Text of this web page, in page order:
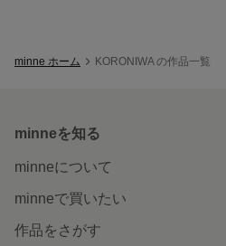
minne ホーム KORONIWA の作品一覧
minneを知る
minneについて
minneで買いたい
作品をさがす